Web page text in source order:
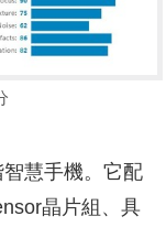
慧手機。它配
晶片組、具